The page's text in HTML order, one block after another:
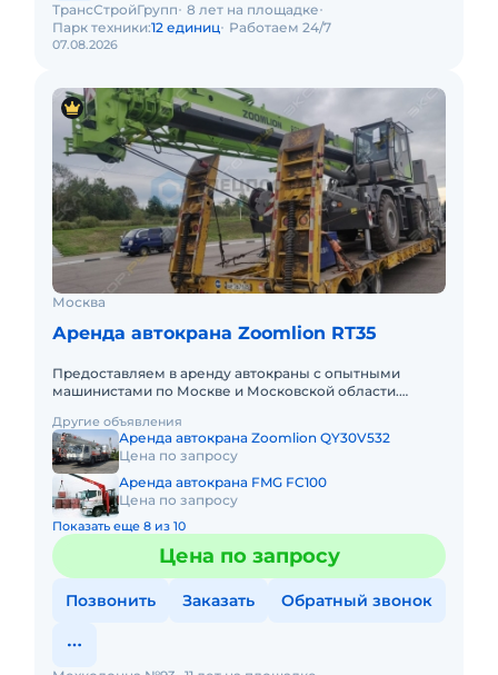
07.08.2026
ТрансСтройГрупп 8 лет на площадке
Парк техники:12 единиц Работаем 24/7
Москва
Аренда автокрана Zoomlion RT35
Предоставляем в аренду автокраны с опытными
машинистами по Москве и Московской области.
(почасовой, посменный) При
Другие объявления
Аренда автокрана Zoomlion QY30V532
Цена по запросу
Аренда автокрана FMG FC100
Цена по запросу
Показать еще 8 из 10
Цена по запросу
Позвонить Заказать Обратный звонок